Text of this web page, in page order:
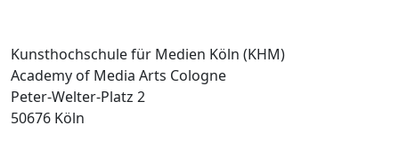
Kunsthochschule für Medien Köln (KHM)
Academy of Media Arts Cologne
Peter-Welter-Platz 2
50676 Köln